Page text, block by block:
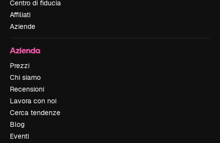
Centro di fiducia
Affiliati
Aziende
Azienda
Prezzi
Chi siamo
Recensioni
Lavora con noi
Cerca tendenze
Blog
Eventi